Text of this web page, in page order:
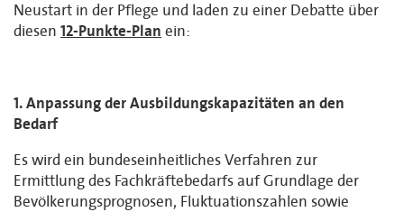
Neustart in der Pflege und laden zu einer Debatte über
diesen 12-Punkte-Plan ein:
1. Anpassung der Ausbildungskapazitäten an den
Bedarf
Es wird ein bundeseinheitliches Verfahren zur
Ermittlung des Fachkräftebedarfs auf Grundlage der
Bevölkerungsprognosen, Fluktuationszahlen sowie